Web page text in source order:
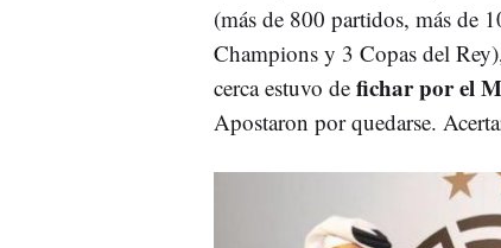
(más de 800 partidos, más de
Champions y 3 Copas del
cerca estuvo de fichar por el
Apostaron por quedarse.